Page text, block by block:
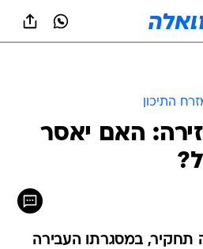
התיכון
האם יאסר
תחקיר, במסגרתו העבירה